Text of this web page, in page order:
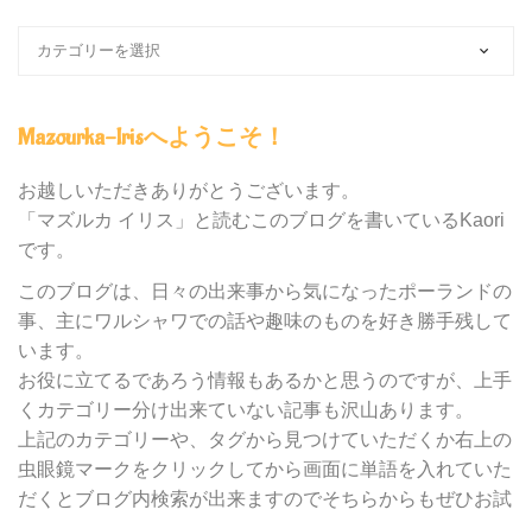
の
テ
ゴ
ー
別
検
索
Mazourka-Irisへようこそ！
お越しいただきありがとうございます。
「マズルカ イリス」と読むこのブログを書いているKaori
です。
このブログは、日々の出来事から気になったポーランドの
事、主にワルシャワでの話や趣味のものを好き勝手残して
います。
お役に立てるであろう情報もあるかと思うのですが、上手
くカテゴリー分け出来ていない記事も沢山あります。
上記のカテゴリーや、タグから見つけていただくか右上の
虫眼鏡マークをクリックしてから画面に単語を入れていた
だくとブログ内検索が出来ますのでそちらからもぜひお試